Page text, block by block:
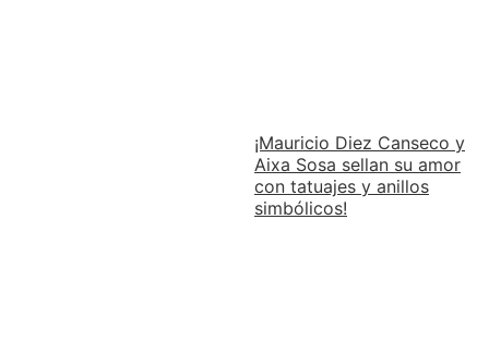
¡Mauricio Diez Canseco y
Aixa Sosa sellan su amor
con tatuajes y anillos
simbólicos!